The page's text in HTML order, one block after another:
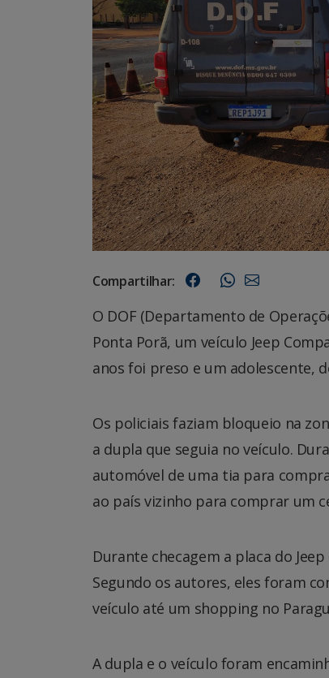
Compartilhar:
O DOF (Departamento de
Ponta Porã, um veículo Jeep
anos foi preso e um adolescente,
Os policiais faziam bloqueio na
a dupla que seguia no veículo.
automóvel de uma tia para
ao país vizinho para comprar um
Durante checagem a placa do
Segundo os autores, eles foram
veículo até um shopping no
A dupla e o veículo foram